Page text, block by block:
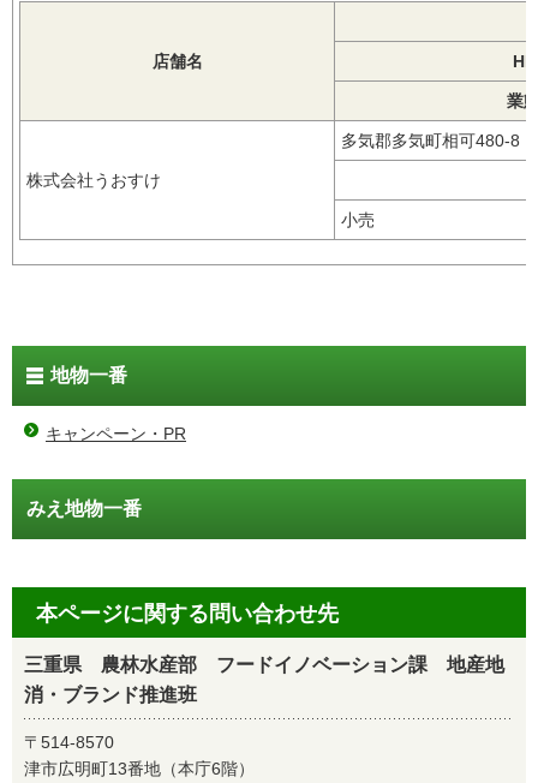
店舗名
業
株式会社うおすけ
多気郡多気町相可480-8
小売
地物一番
キャンペーン・PR
みえ地物一番
本ページに関する問い合わせ先
三重県 農林水産部 フードイノベーション課 地産地
消・ブランド推進班
〒514-8570
津市広明町13番地（本庁6階）